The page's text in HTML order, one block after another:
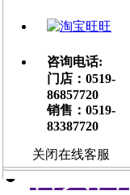
文章资
门店信
交流平
古典吉
咨询电话:
门店：0519-
86857720
销售：0519-
83387720
关闭在线客服